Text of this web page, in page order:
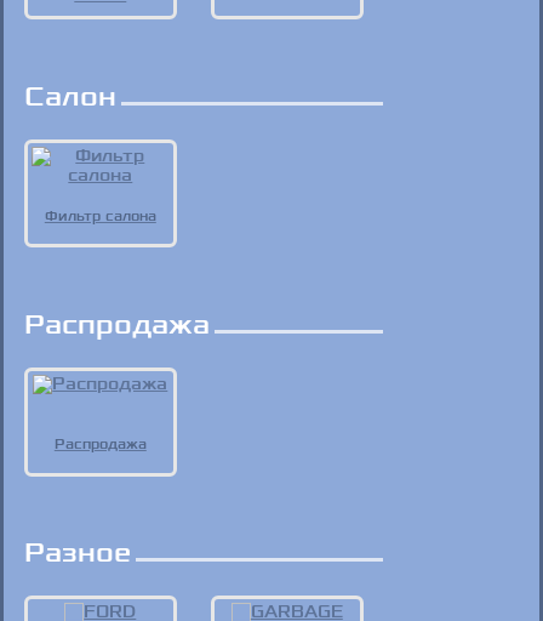
Салон
Фильтр салона
Распродажа
Распродажа
Разное